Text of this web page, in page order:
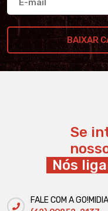
BAIXAR
Se
Nós
FALE COM A